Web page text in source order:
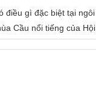
điều gì đặc biệt tại ngôi
Cầu nổi tiếng của Hội